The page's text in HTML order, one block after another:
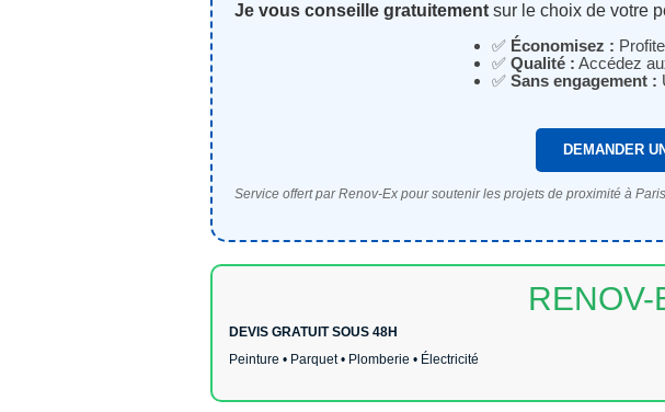
Je vous conseille gratuitement sur le choix de votre
✅ Économisez :
✅ Qualité : Accédez
✅ Sans engagement :
DEMANDER
Service offert par Renov-Ex pour soutenir les projets de proximité à
DEVIS GRATUIT SOUS 48H
Peinture • Parquet • Plomberie • Électricité